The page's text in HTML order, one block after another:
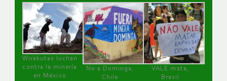
Wirakutas luchan
contra la minería
en México
No a Dominga,
Chile
VALE mata,
Brasil